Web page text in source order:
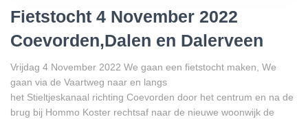
Fietstocht 4 November 2022
Coevorden,Dalen en Dalerveen
Vrijdag 4 November 2022 We gaan een fietstocht maken, We
gaan via de Vaartweg naar en langs
het Stieltjeskanaal richting Coevorden door het centrum en na de
brug bij Hommo Koster rechtsaf naar de nieuwe woonwijk de